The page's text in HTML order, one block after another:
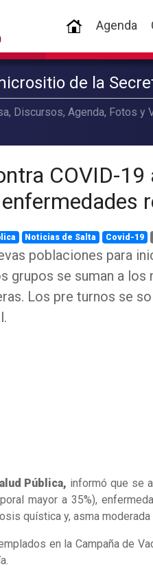
(current)
Agenda
de la
Discursos, Agenda, Fotos y
COVID-19
Noticias de Salta Covid-19
poblaciones para
grupos se suman a los
Los pre turnos se
Pública, informó que se
mayor a 35%),
quística y, asma moderada
en la Campaña de